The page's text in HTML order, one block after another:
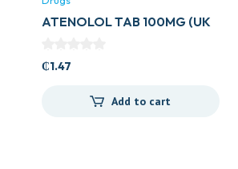
ATENOLOL TAB 100MG (UK
₵1.47
Add to cart